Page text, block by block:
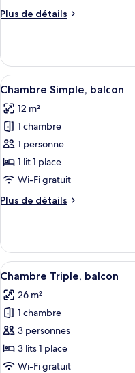
chambre :
balcon
Plus de détails
Plus
le
type
de
Chambre
Double,
balcon
Afficher
toutes
les
photos
pour
ce
type
chambre :
balcon
6
Chambre Simple, balcon
12 m²
1 chambre
1 personne
1 lit 1 place
Wi-Fi gratuit
Plus de détails
Plus
le
type
de
Chambre
Simple,
balcon
Afficher
toutes
les
photos
pour
ce
type
5
Chambre Triple, balcon
26 m²
1 chambre
3 personnes
3 lits 1 place
Wi-Fi gratuit